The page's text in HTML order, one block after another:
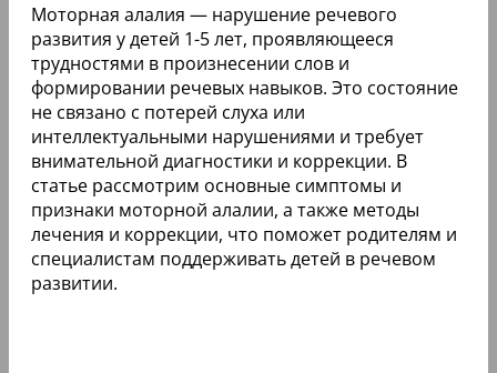
Моторная алалия — нарушение речевого
развития у детей 1-5 лет, проявляющееся
трудностями в произнесении слов и
формировании речевых навыков. Это состояние
не связано с потерей слуха или
интеллектуальными нарушениями и требует
внимательной диагностики и коррекции. В
статье рассмотрим основные симптомы и
признаки моторной алалии, а также методы
лечения и коррекции, что поможет родителям и
специалистам поддерживать детей в речевом
развитии.